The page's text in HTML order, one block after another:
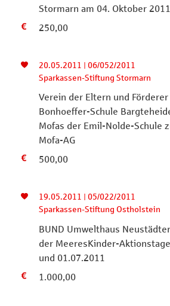
Stormarn am 04. Oktober 2011
250,00
20.05.2011 | 06/052/2011
Sparkassen-Stiftung Stormarn
Verein der Eltern und
Bonhoeffer-Schule
Mofas der Emil-Nolde-Schule
Mofa-AG
500,00
19.05.2011 | 05/022/2011
Sparkassen-Stiftung Ostholstein
BUND Umwelthaus
der MeeresKinder-
und 01.07.2011
1.000,00